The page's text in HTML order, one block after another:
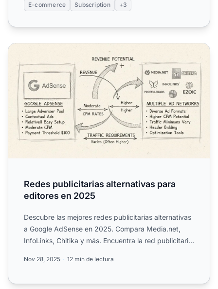
E-commerce Subscription +3
Redes publicitarias alternativas para editores en 2025
Redes publicitarias alternativas para
editores en 2025
Descubre las mejores redes publicitarias alternativas
a Google AdSense en 2025. Compara Media.net,
InfoLinks, Chitika y más. Encuentra la red publicitaria
Nov 28, 2025 12 min de lectura